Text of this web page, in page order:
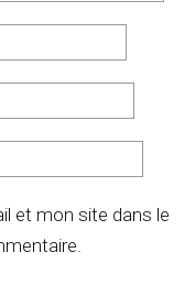
et mon site dans le